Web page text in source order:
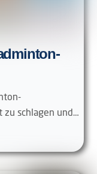
zu schlagen und…